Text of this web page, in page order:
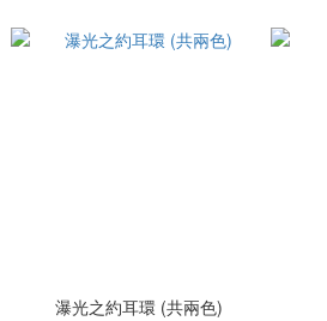
瀑光之約耳環 (共兩色)